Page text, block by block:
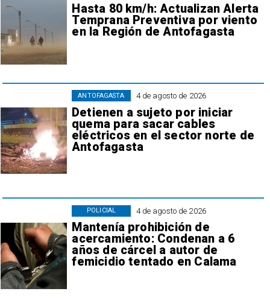
Hasta 80 km/h: Actualizan Alerta
Temprana Preventiva por viento
en la Región de Antofagasta
4 de agosto de 2026
Detienen a sujeto por iniciar
quema para sacar cables
eléctricos en el sector norte de
Antofagasta
ANTOFAGASTA
4 de agosto de 2026
Mantenía prohibición de
acercamiento: Condenan a 6
años de cárcel a autor de
femicidio tentado en Calama
POLICIAL